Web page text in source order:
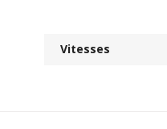
Vitesses